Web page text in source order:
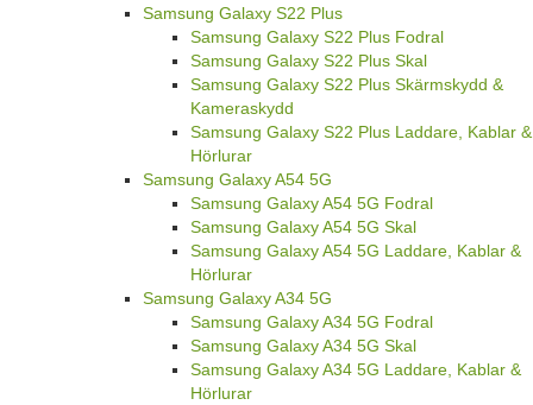
Samsung Galaxy S22 Plus
Samsung Galaxy S22 Plus Fodral
Samsung Galaxy S22 Plus Skal
Samsung Galaxy S22 Plus Skärmskydd &
Kameraskydd
Samsung Galaxy S22 Plus Laddare, Kablar &
Hörlurar
Samsung Galaxy A54 5G
Samsung Galaxy A54 5G Fodral
Samsung Galaxy A54 5G Skal
Samsung Galaxy A54 5G Laddare, Kablar &
Hörlurar
Samsung Galaxy A34 5G
Samsung Galaxy A34 5G Fodral
Samsung Galaxy A34 5G Skal
Samsung Galaxy A34 5G Laddare, Kablar &
Hörlurar